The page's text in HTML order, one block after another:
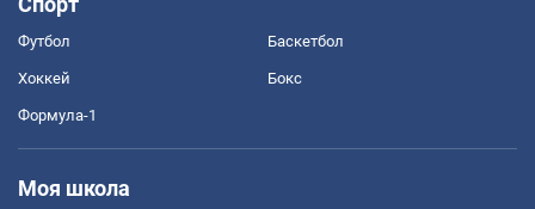
Футбол Баскетбол
Хоккей Бокс
Формула-1
Моя школа